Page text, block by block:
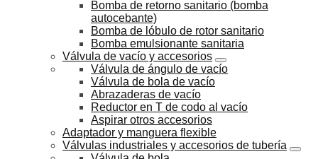
Bomba de retorno sanitario (bomba
autocebante)
Bomba de lóbulo de rotor sanitario
Bomba emulsionante sanitaria
Válvula de vacío y accesorios
Válvula de ángulo de vacío
Válvula de bola de vacío
Abrazaderas de vacío
Reductor en T de codo al vacío
Aspirar otros accesorios
Adaptador y manguera flexible
Válvulas industriales y accesorios de tubería